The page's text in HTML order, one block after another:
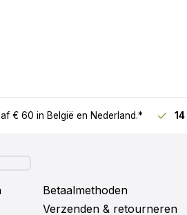
van vorm, gestyled,
met
te pronken op de
€ 60 in België en Nederland.* 14
Betaalmethoden
Verzenden & retourneren